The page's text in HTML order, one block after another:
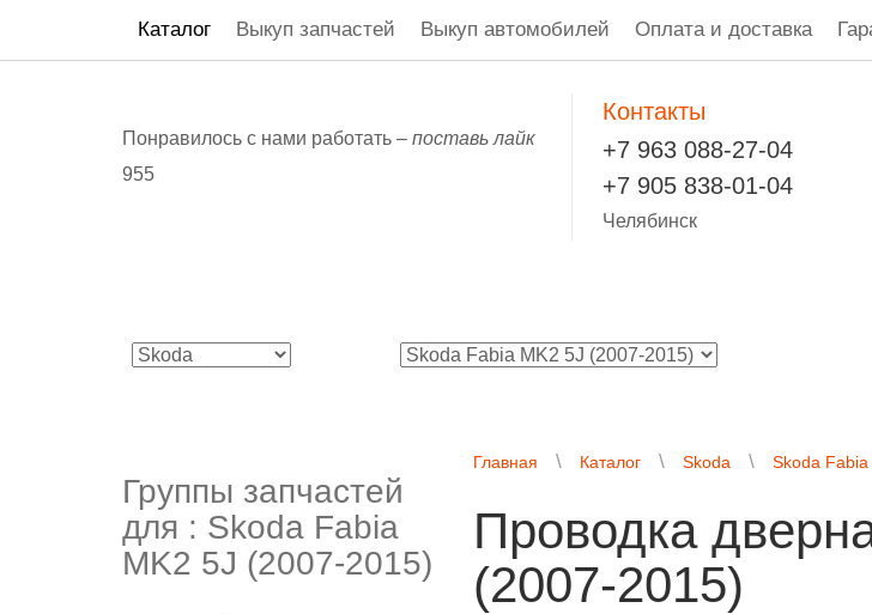
Каталог Выкуп запчастей Выкуп автомобилей Оплата и доставка
Понравилось с нами работать – поставь лайк
955
Контакты
+7 963 088-27-04
+7 905 838-01-04
Челябинск
Группы запчастей
для : Skoda Fabia
MK2 5J (2007-2015)
Главная Каталог Skoda Skoda
Проводка
(2007-2015)